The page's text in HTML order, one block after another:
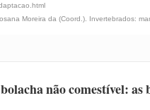
Moreira da (Coord.). Invertebrados:
não comestível: